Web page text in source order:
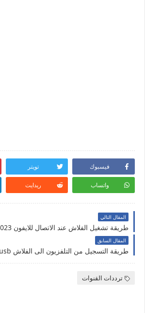
فيسبوك تويتر
واتساب ريدايت
المقال التالي
طريقة تشغيل الفلاش عند الاتصال للايفون ios2023
المقال السابق
طريقة التسجيل من التلفزيون الى الفلاش usb
ترددات القنوات